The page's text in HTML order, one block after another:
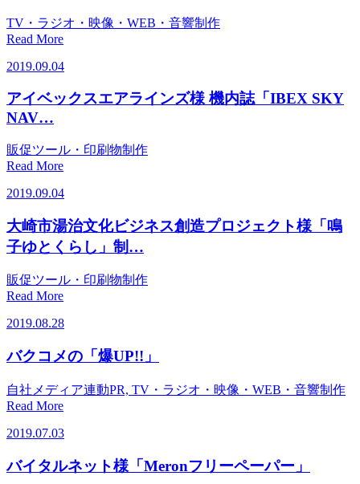
TV・ラジオ・映像・WEB・音響制作
Read More
2019.09.04
アイベックスエアラインズ様 機内誌「IBEX SKY
NAV…
販促ツール・印刷物制作
Read More
2019.09.04
大崎市湯治文化ビジネス創造プロジェクト様「鳴
子ゆとくらし」制…
販促ツール・印刷物制作
Read More
2019.08.28
バクコメの「爆UP!!」
自社メディア連動PR, TV・ラジオ・映像・WEB・音響制作
Read More
2019.07.03
バイタルネット様「Meronフリーペーパー」